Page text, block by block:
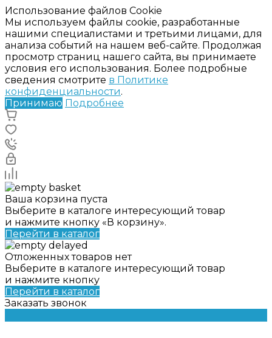
Использование файлов Cookie
Мы используем файлы cookie, разработанные
нашими специалистами и третьими лицами, для
анализа событий на нашем веб-сайте. Продолжая
просмотр страниц нашего сайта, вы принимаете
условия его использования. Более подробные
сведения смотрите в Политике
конфиденциальности.
Принимаю Подробнее
Ваша корзина пуста
Выберите в каталоге интересующий товар
и нажмите кнопку «В корзину».
Перейти в каталог
Отложенных товаров нет
Выберите в каталоге интересующий товар
и нажмите кнопку
Перейти в каталог
Заказать звонок